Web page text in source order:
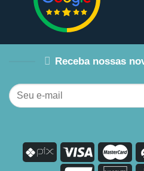
Receba nossas